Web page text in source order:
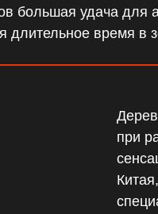
большая удача для
длительное время в
при